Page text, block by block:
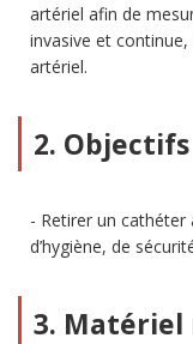
artériel afin de
invasive et
artériel.
2. Objectifs
Retirer un
d’hygiène, de
3. Matériel